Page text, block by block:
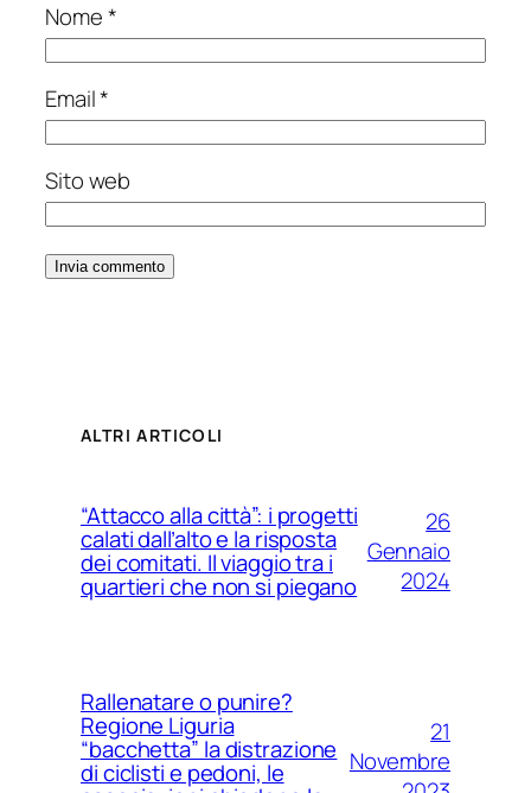
Nome*
Email*
Sito web
ALTRI ARTICOLI
“Attacco alla città”: i progetti
calati dall’alto e la risposta
dei comitati. Il viaggio tra i
quartieri che non si piegano
26
Gennaio
2024
Rallenatare o punire?
Regione Liguria
“bacchetta” la distrazione
di ciclisti e pedoni, le
21
Novembre